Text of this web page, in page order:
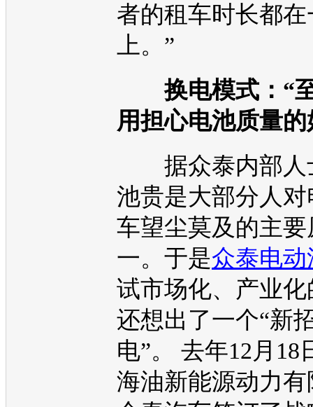
者的租车时长都
上。”
换电模式：“
用担心电池质量的
据众泰内部
池贵是大部分人对
车望尘莫及的主要
一。于是众泰电动
试市场化、产业
还想出了一个“新
电”。 去年12月18
海油新能源动力有